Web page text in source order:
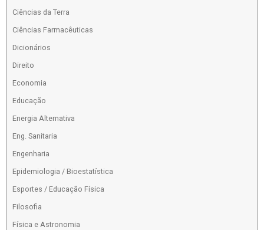
Ciências da Terra
Ciências Farmacêuticas
Dicionários
Direito
Economia
Educação
Energia Alternativa
Eng. Sanitaria
Engenharia
Epidemiologia / Bioestatística
Esportes / Educação Física
Filosofia
Física e Astronomia